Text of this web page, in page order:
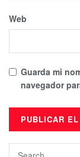
Web
Guarda mi
navegador